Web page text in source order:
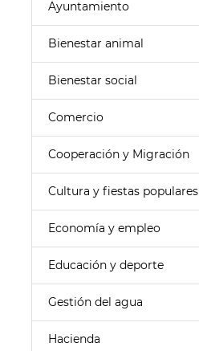
Ayuntamiento
Bienestar animal
Bienestar social
Comercio
Cooperación y Migración
Cultura y fiestas populares
Economía y empleo
Educación y deporte
Gestión del agua
Hacienda